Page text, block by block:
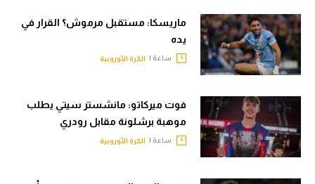
ماريسكا: مستقبل مرموش؟ القرار في
يده
ساعة | الكرة الأوروبية
فوت ميركاتو: مانشستر سيتي يطلب
موهبة برشلونة مقابل رودري
ساعة | الكرة الأوروبية